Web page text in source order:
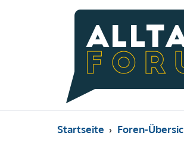
Startseite Foren-